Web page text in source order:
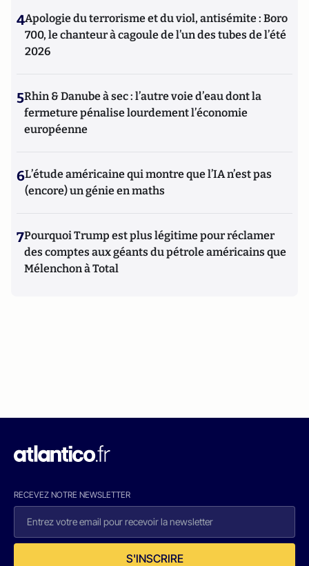
4Apologie du terrorisme et du viol, antisémite : Boro
700, le chanteur à cagoule de l’un des tubes de l’été
2026
5Rhin & Danube à sec : l’autre voie d’eau dont la
fermeture pénalise lourdement l’économie
européenne
6L’étude américaine qui montre que l’IA n’est pas
(encore) un génie en maths
7Pourquoi Trump est plus légitime pour réclamer
des comptes aux géants du pétrole américains que
Mélenchon à Total
RECEVEZ NOTRE NEWSLETTER
S'INSCRIRE